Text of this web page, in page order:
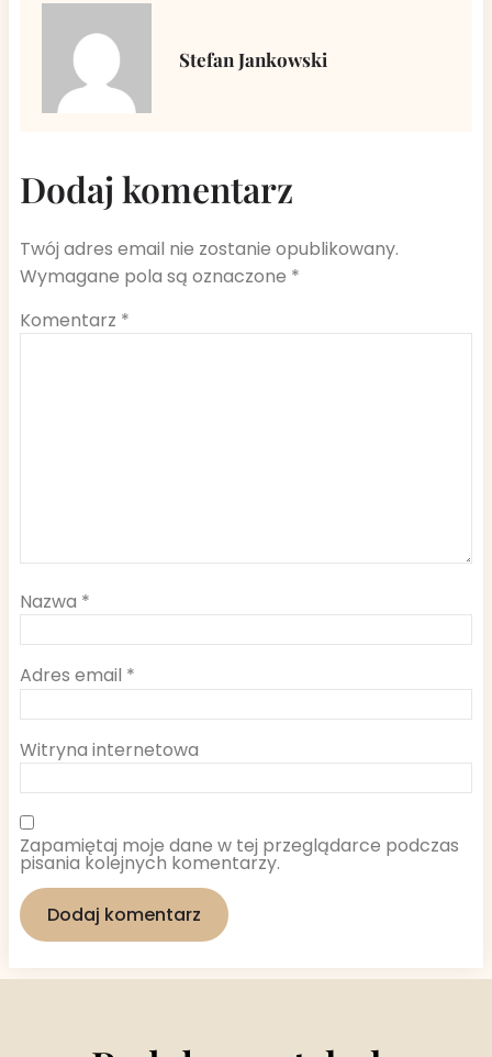
Stefan Jankowski
Dodaj komentarz
Twój adres email nie zostanie opublikowany.
Wymagane pola są oznaczone *
Komentarz *
Nazwa *
Adres email *
Witryna internetowa
Zapamiętaj moje dane w tej przeglądarce podczas
pisania kolejnych komentarzy.